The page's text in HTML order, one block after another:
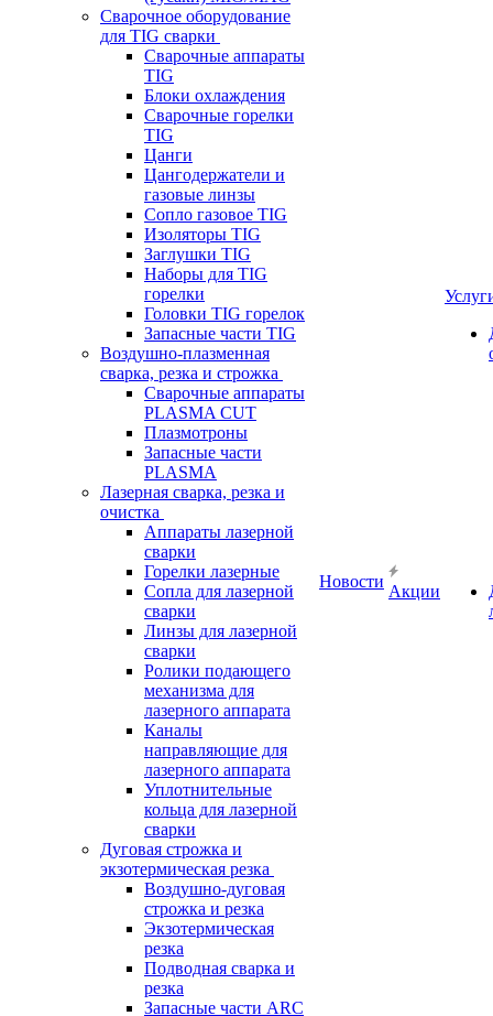
Сварочное оборудование
для TIG сварки
Сварочные аппараты
TIG
Блоки охлаждения
Сварочные горелки
TIG
Цанги
Цангодержатели и
газовые линзы
Сопло газовое TIG
Изоляторы TIG
Заглушки TIG
Наборы для TIG
горелки
Головки TIG горелок
Запасные части TIG
Воздушно-плазменная
сварка, резка и строжка
Сварочные аппараты
PLASMA CUT
Плазмотроны
Запасные части
PLASMA
Лазерная сварка, резка и
очистка
Аппараты лазерной
сварки
Горелки лазерные
Сопла для лазерной
сварки
Линзы для лазерной
сварки
Ролики подающего
механизма для
лазерного аппарата
Каналы
направляющие для
лазерного аппарата
Уплотнительные
кольца для лазерной
сварки
Дуговая строжка и
экзотермическая резка
Воздушно-дуговая
строжка и резка
Экзотермическая
резка
Подводная сварка и
резка
Запасные части ARC
Новости
Акции